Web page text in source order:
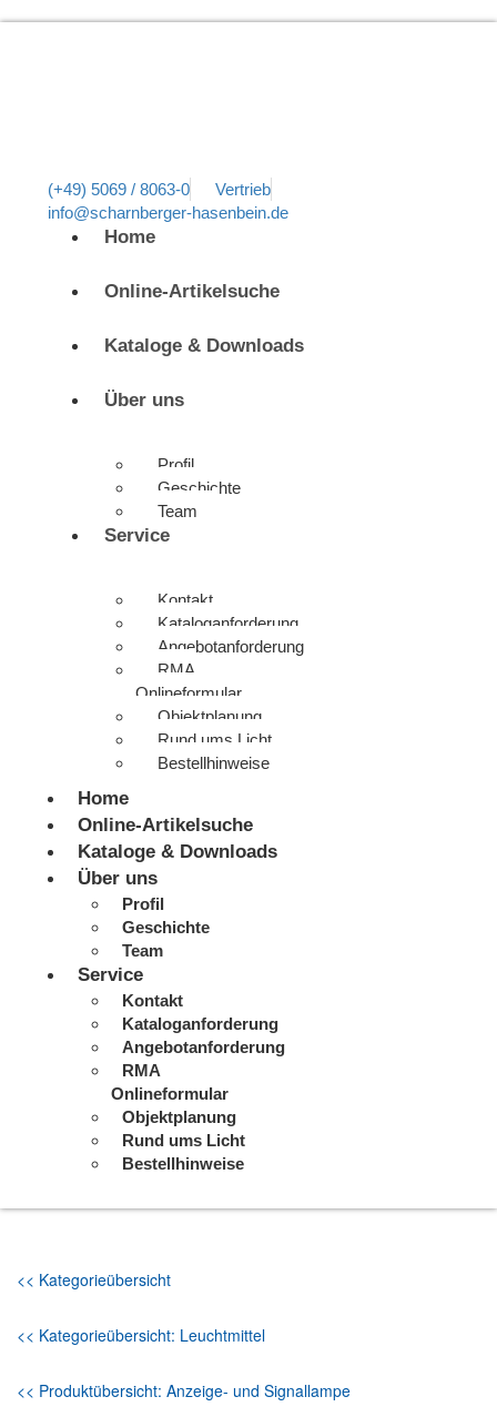
(+49) 5069 / 8063-0
Vertrieb
info@scharnberger-hasenbein.de
Home
Online-Artikelsuche
Kataloge & Downloads
Über uns
Profil
Geschichte
Team
Service
Kontakt
Kataloganforderung
Angebotanforderung
RMA
Onlineformular
Objektplanung
Rund ums Licht
Bestellhinweise
Home
Online-Artikelsuche
Kataloge & Downloads
Über uns
Profil
Geschichte
Team
Service
Kontakt
Kataloganforderung
Angebotanforderung
RMA
Onlineformular
Objektplanung
Rund ums Licht
Bestellhinweise
<< Kategorieübersicht
<< Kategorieübersicht: Leuchtmittel
<< Produktübersicht: Anzeige- und Signallampe